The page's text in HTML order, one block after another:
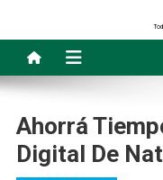
contenido
Ahorrá
Digital De